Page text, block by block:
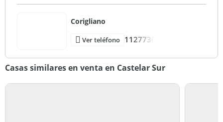
Corigliano
Ver teléfono 1127730
Casas similares en venta en Castelar Sur